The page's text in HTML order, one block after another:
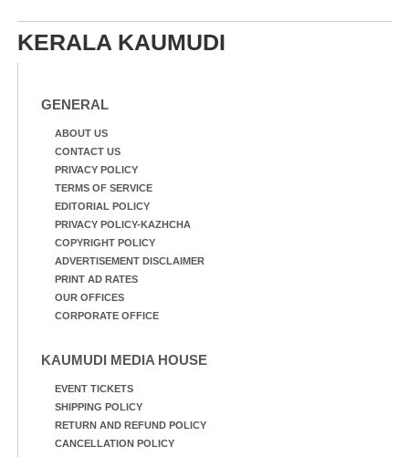
KERALA KAUMUDI
GENERAL
ABOUT US
CONTACT US
PRIVACY POLICY
TERMS OF SERVICE
EDITORIAL POLICY
PRIVACY POLICY-KAZHCHA
COPYRIGHT POLICY
ADVERTISEMENT DISCLAIMER
PRINT AD RATES
OUR OFFICES
CORPORATE OFFICE
KAUMUDI MEDIA HOUSE
EVENT TICKETS
SHIPPING POLICY
RETURN AND REFUND POLICY
CANCELLATION POLICY